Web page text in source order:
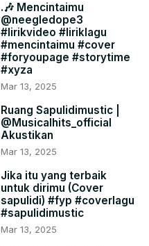
.🎶 Mencintaimu
@neegledope3
#lirikvideo #liriklagu
#mencintaimu #cover
#foryoupagе #storytime
#xyza
Mar 13, 2025
Ruang Sapulidimustic |
@Musicalhits_official
Akustikan
Mar 13, 2025
Jika itu yang terbaik
untuk dirimu (Cover
sapulidi) #fyp #coverlagu
#sapulidimustic
Mar 13, 2025